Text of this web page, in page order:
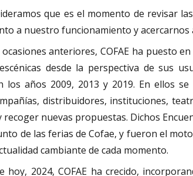
que es el momento de revisar las
a nuestro funcionamiento y
anteriores, COFAE ha puesto
desde la perspectiva de sus
los años 2009, 2013 y 2019. En ellos
distribuidores, instituciones,
recoger nuevas propuestas. Dichos
de las ferias de Cofae, y fueron el
cambiante de cada momento.
hoy, 2024, COFAE ha crecido,